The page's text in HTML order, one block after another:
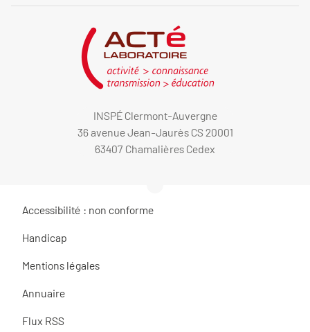
INSPÉ Clermont-Auvergne
36 avenue Jean-Jaurès CS 20001
63407 Chamalières Cedex
Accessibilité : non conforme
Handicap
Mentions légales
Annuaire
Flux RSS